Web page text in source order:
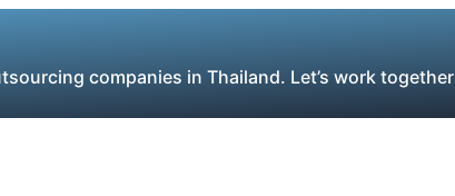
companies in Thailand. Let’s work together